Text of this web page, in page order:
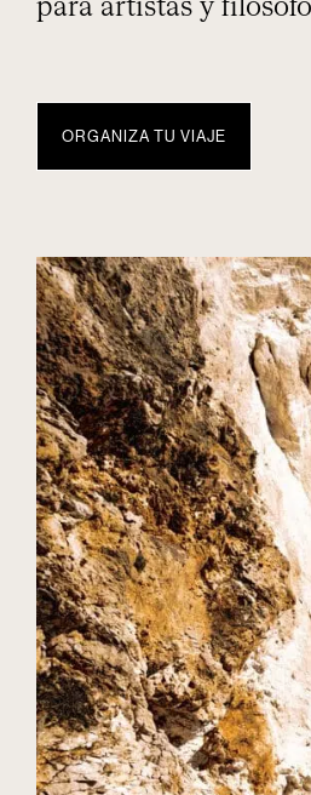
para artistas y
ORGANIZA TU VIAJE